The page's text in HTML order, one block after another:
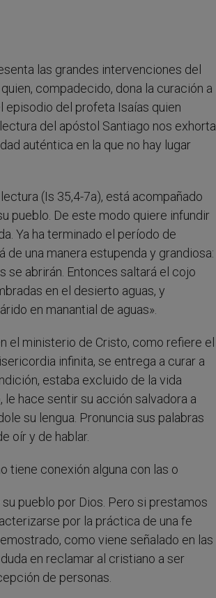
las grandes intervenciones del
compadecido, dona la curación a
episodio del profeta Isaías quien
del apóstol Santiago nos exhorta
auténtica en la que no hay lugar
(Is 35,4-7a), está acompañado
pueblo. De este modo quiere infundir
Ya ha terminado el período de
una manera estupenda y grandiosa:
se abrirán. Entonces saltará el cojo
en el desierto aguas, y
en manantial de aguas».
el ministerio de Cristo, como refiere el
infinita, se entrega a curar a
estaba excluido de la vida
hace sentir su acción salvadora a
su lengua. Pronuncia sus palabras
oír y de hablar.
tiene conexión alguna con las o
pueblo por Dios. Pero si prestamos
por la práctica de una fe
como viene señalado en las
en reclamar al cristiano a ser
de personas.